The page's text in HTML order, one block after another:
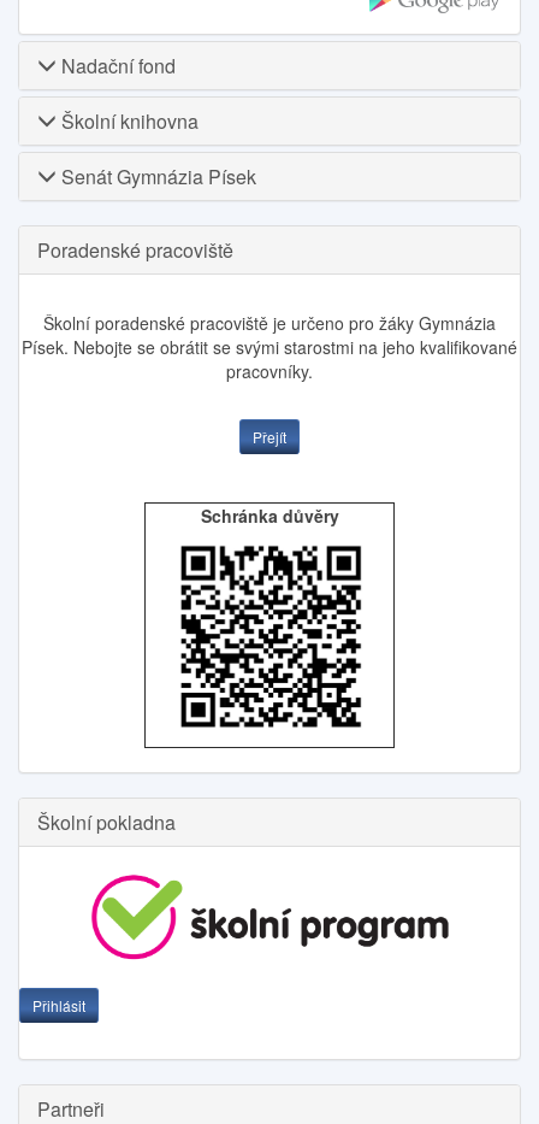
Nadační fond
Školní knihovna
Senát Gymnázia Písek
Poradenské pracoviště
Školní poradenské pracoviště je určeno pro žáky Gymnázia
Písek. Nebojte se obrátit se svými starostmi na jeho kvalifikované
pracovníky.
Přejít
Schránka důvěry
Školní pokladna
Přihlásit
Partneři